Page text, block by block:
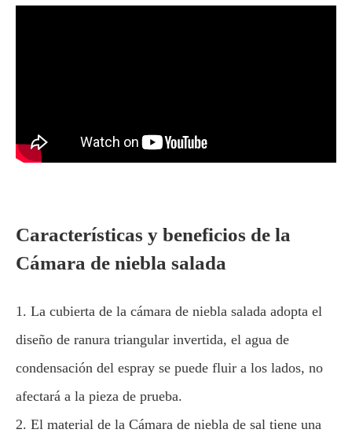
Características y beneficios de la
Cámara de niebla salada
1. La cubierta de la cámara de niebla salada adopta el
diseño de ranura triangular invertida, el agua de
condensación del espray se puede fluir a los lados, no
afectará a la pieza de prueba.
2. El material de la Cámara de niebla de sal tiene una